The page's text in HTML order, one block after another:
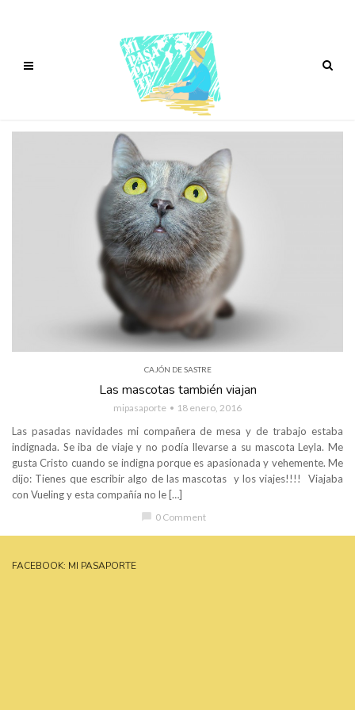
CAJÓN DE SASTRE
Las mascotas también viajan
mipasaporte 18 enero, 2016
Las pasadas navidades mi compañera de mesa y de trabajo estaba
indignada. Se iba de viaje y no podía llevarse a su mascota Leyla. Me
gusta Cristo cuando se indigna porque es apasionada y vehemente. Me
dijo: Tienes que escribir algo de las mascotas y los viajes!!!! Viajaba
con Vueling y esta compañía no le […]
chat_bubble 0 Comment
FACEBOOK: MI PASAPORTE